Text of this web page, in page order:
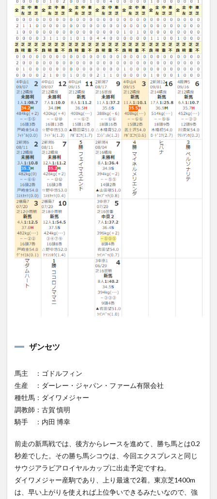
ザンセツ
馬主 ：ゴドルフィン
生産 ：ダーレー・ジャパン・ファーム有限会社
種牡馬：ダイワメジャー
調教師：古賀 慎明
騎手 ：内田 博幸
前走の新馬戦では、後方からレースを進めて、勝ち馬とは0.2
秒差でした。その勝ち馬シコウは、今回エクスプレスと同じ
サウジアラビアロイヤルカップに出走予定ですね。
ダイワメジャー産駒であり、上り最速で2着。東京芝1400m
は、早い上がりを使えれば上位争いできるみたいなので、強